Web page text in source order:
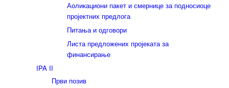
Аоликациони пакет и смернице за подносиоце
пројектних предлога
Питања и одговори
Листа предложених пројеката за
финансирање
IPA II
Први позив